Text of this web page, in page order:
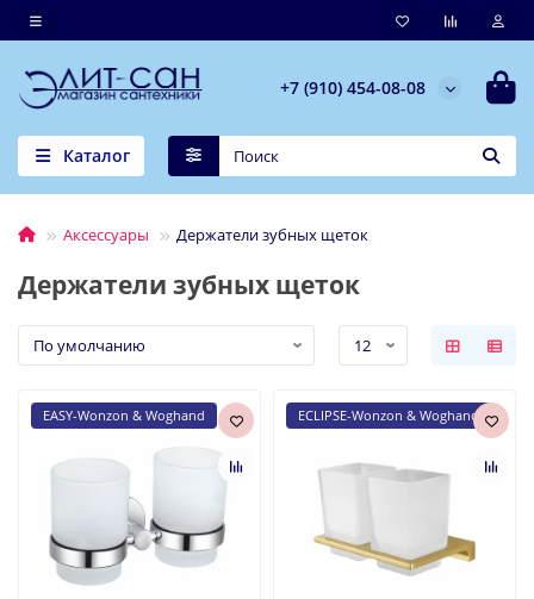
+7 (910) 454-08-08
Каталог
Аксессуары Держатели зубных щеток
Держатели зубных щеток
EASY-Wonzon & Woghand ECLIPSE-Wonzon & Woghand